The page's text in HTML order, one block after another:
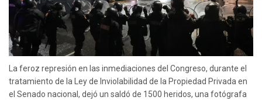
La feroz represión en las inmediaciones del Congreso, durante el
tratamiento de la Ley de Inviolabilidad de la Propiedad Privada en
el Senado nacional, dejó un saldó de 1500 heridos, una fotógrafa